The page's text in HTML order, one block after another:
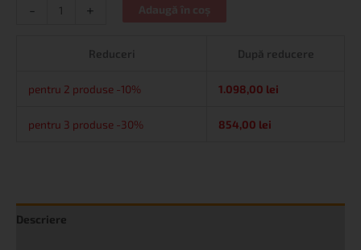
- +
Reduceri După reducere
pentru 2 produse -10% 1.098,00 lei
pentru 3 produse -30% 854,00 lei
Descriere